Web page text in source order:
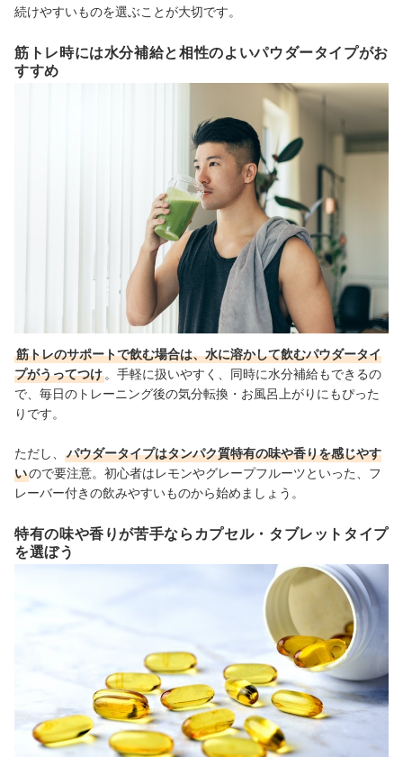
続けやすいものを選ぶことが大切です。
筋トレ時には水分補給と相性のよいパウダータイプがお
すすめ
筋トレのサポートで飲む場合は、水に溶かして飲むパウダータイ
プがうってつけ 。手軽に扱いやすく、同時に水分補給もできるの
で、毎日のトレーニング後の気分転換・お風呂上がりにもぴった
りです。
ただし、
パウダータイプはタンパク質特有の味や香りを感じやす
いので要注意。初心者はレモンやグレープフルーツといった、フ
レーバー付きの飲みやすいものから始めましょう。
特有の味や香りが苦手ならカプセル・タブレットタイプ
を選ぼう